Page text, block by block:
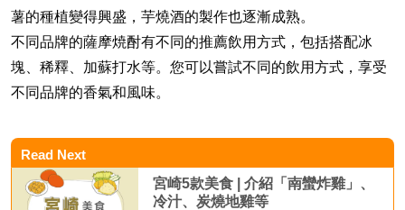
薯的種植變得興盛，芋燒酒的製作也逐漸成熟。
不同品牌的薩摩焼酎有不同的推薦飲用方式，包括搭配冰
塊、稀釋、加蘇打水等。您可以嘗試不同的飲用方式，享受
不同品牌的香氣和風味。
Read Next
宮崎5款美食 | 介紹「南蠻炸雞」、
冷汁、炭燒地雞等